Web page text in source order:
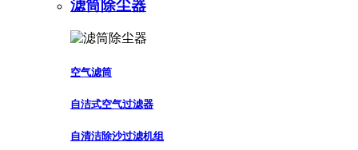
滤筒除尘器
空气滤筒
自洁式空气过滤器
自清洁除沙过滤机组